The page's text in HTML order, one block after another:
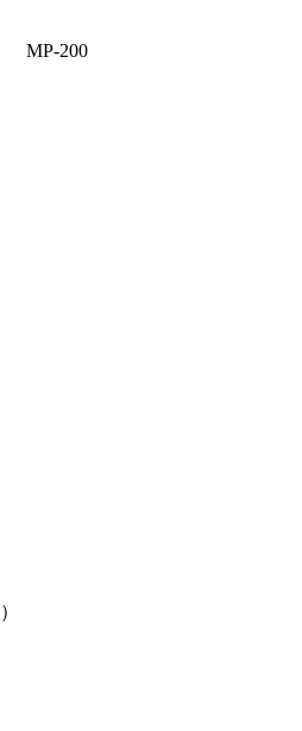
MP-200
）